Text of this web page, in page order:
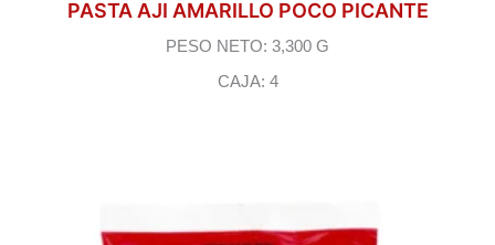
PASTA AJI AMARILLO POCO PICANTE
PESO NETO: 3,300 G
CAJA: 4